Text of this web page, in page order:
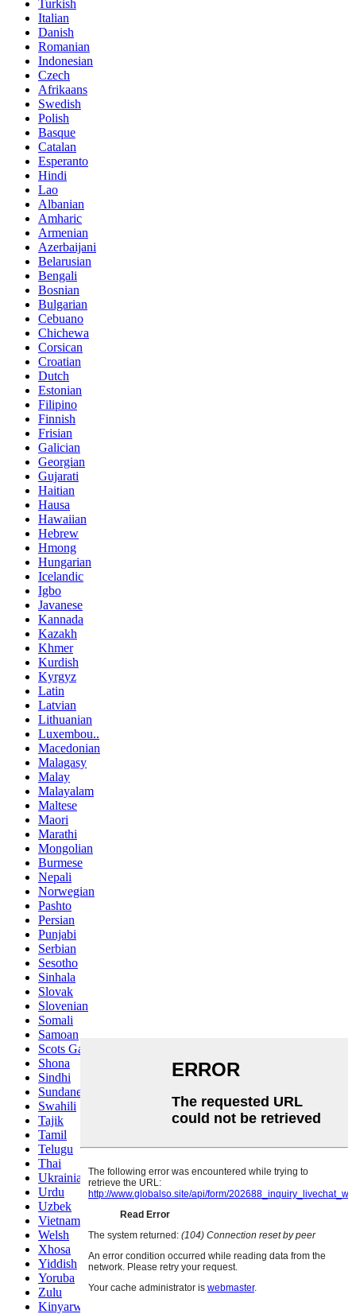
Turkish
Italian
Danish
Romanian
Indonesian
Czech
Afrikaans
Swedish
Polish
Basque
Catalan
Esperanto
Hindi
Lao
Albanian
Amharic
Armenian
Azerbaijani
Belarusian
Bengali
Bosnian
Bulgarian
Cebuano
Chichewa
Corsican
Croatian
Dutch
Estonian
Filipino
Finnish
Frisian
Galician
Georgian
Gujarati
Haitian
Hausa
Hawaiian
Hebrew
Hmong
Hungarian
Icelandic
Igbo
Javanese
Kannada
Kazakh
Khmer
Kurdish
Kyrgyz
Latin
Latvian
Lithuanian
Luxembou..
Macedonian
Malagasy
Malay
Malayalam
Maltese
Maori
Marathi
Mongolian
Burmese
Nepali
Norwegian
Pashto
Persian
Punjabi
Serbian
Sesotho
Sinhala
Slovak
Slovenian
Somali
Samoan
Scots Gaelic
Shona
Sindhi
Sundanese
Swahili
Tajik
Tamil
Telugu
Thai
Ukrainian
Urdu
Uzbek
Vietnamese
Welsh
Xhosa
Yiddish
Yoruba
Zulu
Kinyarwanda